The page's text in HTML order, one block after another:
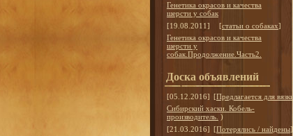
Генетика окрасов и качества
шерсти у собак
[19.08.2011]
[статьи о собаках]
Генетика окрасов и качества
шерсти у
собак.Продолжение.Часть2.
Доска объявлений
[05.12.2016] [Предлагается для вязки
Сибирский хаски. Кобель-
производитель. )
[21.03.2016] [Потерялись / найдены]